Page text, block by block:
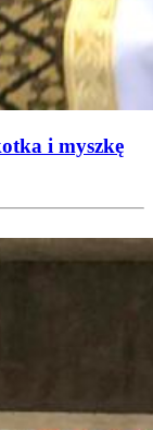
i myszkę